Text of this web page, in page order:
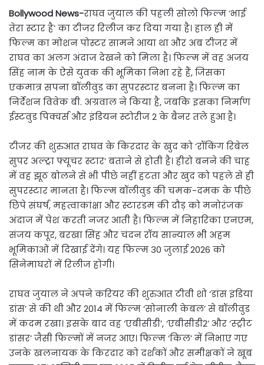
Bollywood News-राघव जुयाल की पहली सोलो फिल्म ‘भाई
तेरा स्टार है’ का टीजर रिलीज कर दिया गया है। हाल ही में
फिल्म का मोशन पोस्टर सामने आया था और अब टीजर में
राघव का अलग अंदाज देखने को मिला है। फिल्म में वह अजय
सिंह नाम के ऐसे युवक की भूमिका निभा रहे हैं, जिसका
एकमात्र सपना बॉलीवुड का सुपरस्टार बनना है। फिल्म का
निर्देशन विवेक बी. अग्रवाल ने किया है, जबकि इसका निर्माण
ईस्टवुड पिक्चर्स और इंडियन स्टोरीज 2 के बैनर तले हुआ है।
टीजर की शुरुआत राघव के किरदार के खुद को ‘रॉकिंग रिबेल
सुपर अल्ट्रा फ्यूचर स्टार’ बताने से होती है। हीरो बनने की चाह
में वह झूठ बोलने से भी पीछे नहीं हटता और खुद को पहले से ही
सुपरस्टार मानता है। फिल्म बॉलीवुड की चमक-दमक के पीछे
छिपे संघर्ष, महत्वाकांक्षा और स्टारडम की दौड़ को मनोरंजक
अंदाज में पेश करती नजर आती है। फिल्म में निहारिका एनएम,
संजय कपूर, बरखा सिंह और चंदन रॉय सान्याल भी अहम
भूमिकाओं में दिखाई देंगे। यह फिल्म 30 जुलाई 2026 को
सिनेमाघरों में रिलीज होगी।
राघव जुयाल ने अपने करियर की शुरुआत टीवी शो ‘डांस इंडिया
डांस’ से की थी और 2014 में फिल्म ‘सोनाली केबल’ से बॉलीवुड
में कदम रखा। इसके बाद वह ‘एबीसीडी’, ‘एबीसीडी2’ और ‘स्ट्रीट
डांसर’ जैसी फिल्मों में नजर आए। फिल्म ‘किल’ में निभाए गए
उनके खलनायक के किरदार को दर्शकों और समीक्षकों ने खूब